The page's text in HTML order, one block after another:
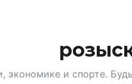
экономике и спорте.